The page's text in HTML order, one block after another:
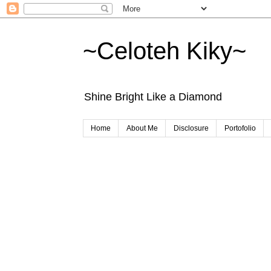
~Celoteh Kiky~
Shine Bright Like a Diamond
Home About Me Disclosure Portofolio